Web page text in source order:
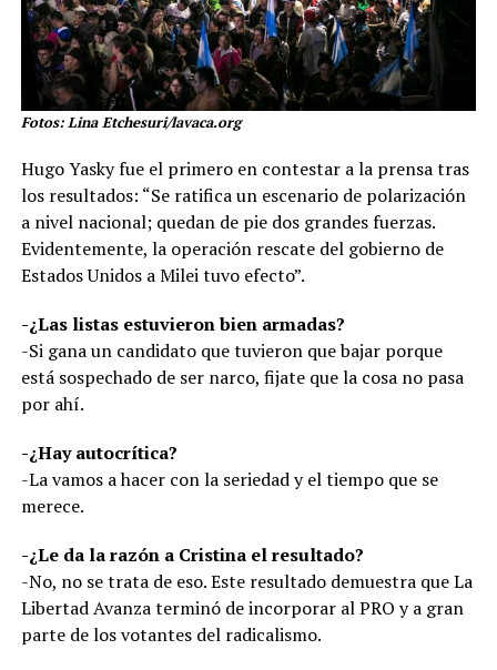
Fotos: Lina Etchesuri/lavaca.org
Hugo Yasky fue el primero en contestar a la prensa tras
los resultados: “Se ratifica un escenario de polarización
a nivel nacional; quedan de pie dos grandes fuerzas.
Evidentemente, la operación rescate del gobierno de
Estados Unidos a Milei tuvo efecto”.
-¿Las listas estuvieron bien armadas?
-Si gana un candidato que tuvieron que bajar porque
está sospechado de ser narco, fijate que la cosa no pasa
por ahí.
-¿Hay autocrítica?
-La vamos a hacer con la seriedad y el tiempo que se
merece.
-¿Le da la razón a Cristina el resultado?
-No, no se trata de eso. Este resultado demuestra que La
Libertad Avanza terminó de incorporar al PRO y a gran
parte de los votantes del radicalismo.